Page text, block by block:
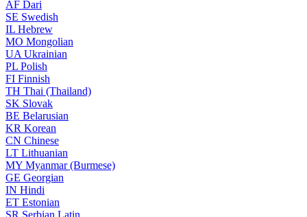
AF Dari
SE Swedish
IL Hebrew
MO Mongolian
UA Ukrainian
PL Polish
FI Finnish
TH Thai (Thailand)
SK Slovak
BE Belarusian
KR Korean
CN Chinese
LT Lithuanian
MY Myanmar (Burmese)
GE Georgian
IN Hindi
ET Estonian
SR Serbian Latin